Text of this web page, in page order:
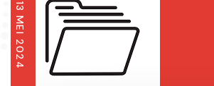
13 MEI 2024